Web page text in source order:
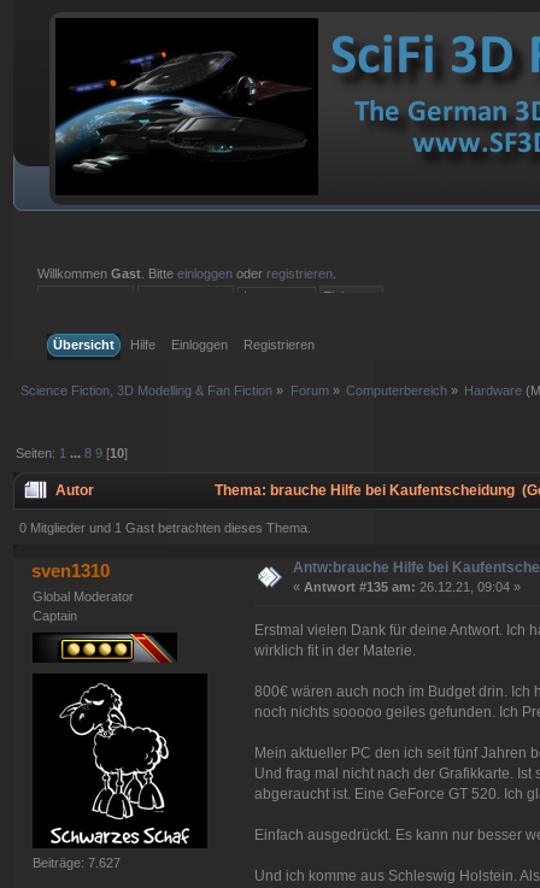
WillkommenGast . Bitteeinloggen oder registrieren
Übersicht
Hilfe Einloggen Registrieren
Science Fiction, 3D Modelling & Fan Fiction » Forum» Computerbereich » Hardware
Seiten: 1 ...8 9 [10]
Autor Thema: brauche Hilfe bei Kaufentscheidung
0 Mitglieder und 1 Gast betrachten dieses Thema.
sven1310
Global Moderator
Captain
Beiträge: 7.627
Antw:brauche Hilfe bei
« Antwort #135 am: 26.12.21, 09:04 »
Erstmal vielen Dank für deine Antwort. Ich
wirklich fit in der Materie.
800€ wären auch noch im Budget drin. Ich
noch nichts sooooo geiles gefunden. Ich
Mein aktueller PC den ich seit fünf Jahren
Und frag mal nicht nach der Grafikkarte.
abgeraucht ist. Eine GeForce GT 520. Ich
Einfach ausgedrückt. Es kann nur besser
Und ich komme aus Schleswig Holstein.